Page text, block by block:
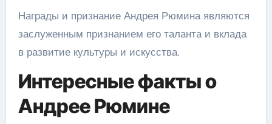
Награды и признание Андрея Рюмина являются
заслуженным признанием его таланта и вклада
в развитие культуры и искусства.
Интересные факты о
Андрее Рюмине